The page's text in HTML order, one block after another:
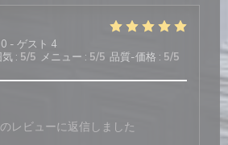
- ゲスト 4
気 : 5/5 メニュー : 5/5 品質-価格 : 5/5
レビューに返信しました